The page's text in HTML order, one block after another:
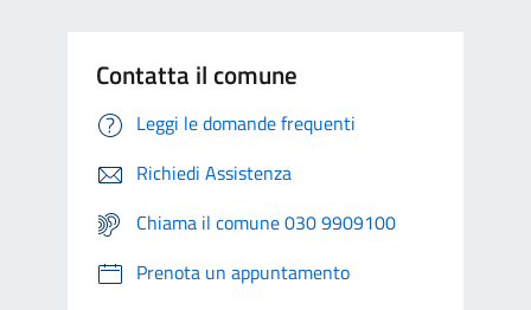
Contatta il comune
Leggi le domande frequenti
Richiedi Assistenza
Chiama il comune 030 9909100
Prenota un appuntamento